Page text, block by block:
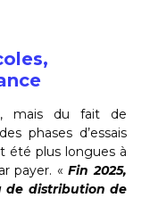
mais du fait de
phases d’essais
été plus longues à
payer. «Fin 2025,
de distribution de